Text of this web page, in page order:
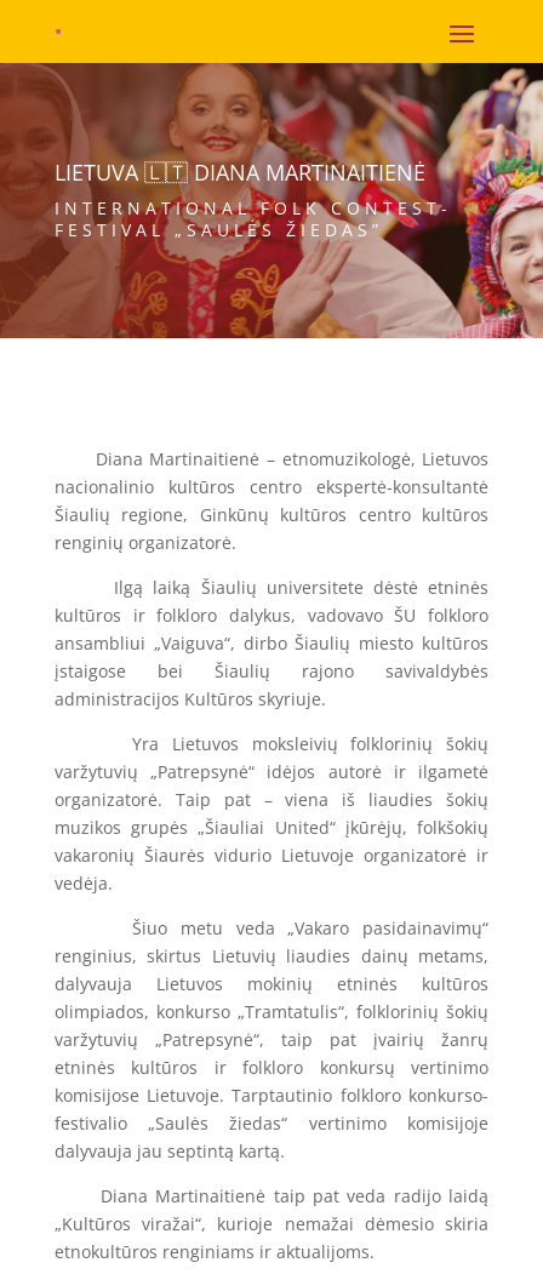
LIETUVA 🇱🇹 DIANA MARTINAITIENĖ
INTERNATIONAL FOLK CONTEST-
FESTIVAL „SAULĖS ŽIEDAS”
Diana Martinaitienė – etnomuzikologė, Lietuvos
nacionalinio kultūros centro ekspertė-konsultantė
Šiaulių regione, Ginkūnų kultūros centro kultūros
renginių organizatorė.
Ilgą laiką Šiaulių universitete dėstė etninės
kultūros ir folkloro dalykus, vadovavo ŠU folkloro
ansambliui „Vaiguva“, dirbo Šiaulių miesto kultūros
įstaigose bei Šiaulių rajono savivaldybės
administracijos Kultūros skyriuje.
Yra Lietuvos moksleivių folklorinių šokių
varžytuvių „Patrepsynė“ idėjos autorė ir ilgametė
organizatorė. Taip pat – viena iš liaudies šokių
muzikos grupės „Šiauliai United“ įkūrėjų, folkšokių
vakaronių Šiaurės vidurio Lietuvoje organizatorė ir
vedėja.
Šiuo metu veda „Vakaro pasidainavimų“
renginius, skirtus Lietuvių liaudies dainų metams,
dalyvauja Lietuvos mokinių etninės kultūros
olimpiados, konkurso „Tramtatulis“, folklorinių šokių
varžytuvių „Patrepsynė“, taip pat įvairių žanrų
etninės kultūros ir folkloro konkursų vertinimo
komisijose Lietuvoje. Tarptautinio folkloro konkurso-
festivalio „Saulės žiedas“ vertinimo komisijoje
dalyvauja jau septintą kartą.
Diana Martinaitienė taip pat veda radijo laidą
„Kultūros viražai“, kurioje nemažai dėmesio skiria
etnokultūros renginiams ir aktualijoms.